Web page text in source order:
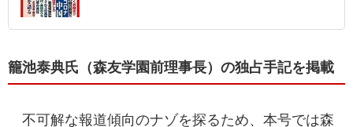
籠池泰典氏（森友学園前理事長）の独占手記を掲載
不可解な報道傾向のナゾを探るため、本号では森